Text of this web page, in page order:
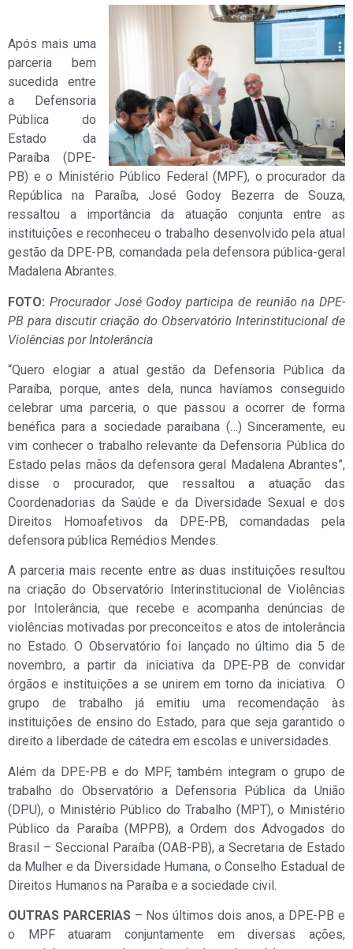
Após mais uma
parceria bem
sucedida entre
a Defensoria
Pública do
Estado da
Paraíba (DPE-
PB) e o Ministério Público Federal (MPF), o procurador da
República na Paraíba, José Godoy Bezerra de Souza,
ressaltou a importância da atuação conjunta entre as
instituições e reconheceu o trabalho desenvolvido pela atual
gestão da DPE-PB, comandada pela defensora pública-geral
Madalena Abrantes.
FOTO: Procurador José Godoy participa de reunião na DPE-
PB para discutir criação do Observatório Interinstitucional de
Violências por Intolerância
“Quero elogiar a atual gestão da Defensoria Pública da
Paraíba, porque, antes dela, nunca havíamos conseguido
celebrar uma parceria, o que passou a ocorrer de forma
benéfica para a sociedade paraibana (…) Sinceramente, eu
vim conhecer o trabalho relevante da Defensoria Pública do
Estado pelas mãos da defensora geral Madalena Abrantes”,
disse o procurador, que ressaltou a atuação das
Coordenadorias da Saúde e da Diversidade Sexual e dos
Direitos Homoafetivos da DPE-PB, comandadas pela
defensora pública Remédios Mendes.
A parceria mais recente entre as duas instituições resultou
na criação do Observatório Interinstitucional de Violências
por Intolerância, que recebe e acompanha denúncias de
violências motivadas por preconceitos e atos de intolerância
no Estado. O Observatório foi lançado no último dia 5 de
novembro, a partir da iniciativa da DPE-PB de convidar
órgãos e instituições a se unirem em torno da iniciativa. O
grupo de trabalho já emitiu uma recomendação às
instituições de ensino do Estado, para que seja garantido o
direito a liberdade de cátedra em escolas e universidades.
Além da DPE-PB e do MPF, também integram o grupo de
trabalho do Observatório a Defensoria Pública da União
(DPU), o Ministério Público do Trabalho (MPT), o Ministério
Público da Paraíba (MPPB), a Ordem dos Advogados do
Brasil – Seccional Paraíba (OAB-PB), a Secretaria de Estado
da Mulher e da Diversidade Humana, o Conselho Estadual de
Direitos Humanos na Paraíba e a sociedade civil.
OUTRAS PARCERIAS– Nos últimos dois anos, a DPE-PB e
o MPF atuaram conjuntamente em diversas ações,